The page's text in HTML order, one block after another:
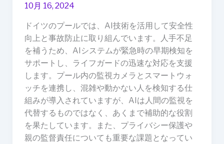
10月 16, 2024
ドイツのプールでは、AI技術を活用して安全性
向上と事故防止に取り組んでいます。人手不足
を補うため、AIシステムが緊急時の早期検知を
サポートし、ライフガードの迅速な対応を支援
します。プール内の監視カメラとスマートウォ
ッチを連携し、混雑や動かない人を検知する仕
組みが導入されていますが、AIは人間の監視を
代替するものではなく、あくまで補助的な役割
を果たしています。また、プライバシー保護や
親の監督責任についても重要な課題となってい
全
性
向
上
の
た
め
に
テ
ス
ト